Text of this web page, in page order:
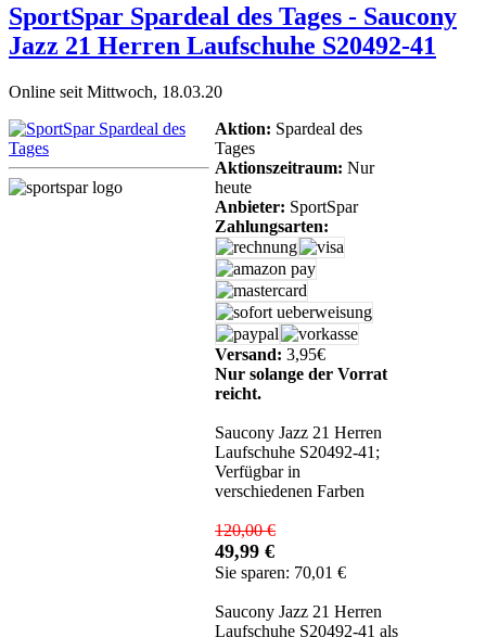
SportSpar Spardeal des Tages - Saucony
Jazz 21 Herren Laufschuhe S20492-41
Online seit Mittwoch, 18.03.20
Aktion: Spardeal des
Tages
Aktionszeitraum: Nur
heute
Anbieter: SportSpar
Zahlungsarten:
Versand: 3,95€
Nur solange der Vorrat
reicht.
Saucony Jazz 21 Herren
Laufschuhe S20492-41;
Verfügbar in
verschiedenen Farben
120,00 €
49,99 €
Sie sparen: 70,01 €
Saucony Jazz 21 Herren
Laufschuhe S20492-41 als